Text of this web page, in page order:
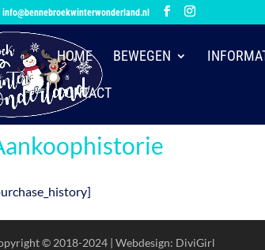
info@bennebroekwinterwonderland.nl
HOME BEWEGEN
CONTACT
© 2018-2024 | Webdesign: DiviGirl